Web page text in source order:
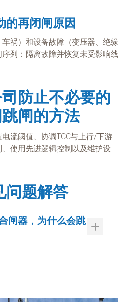
的再闭闸原因
祸）和设备故障（变压器、绝缘
列：隔离故障并恢复未受影响线
防止不必要的
闸的方法
流阈值、协调TCC与上行/下游
使用先进逻辑控制以及维护设
问题解答
闸器，为什么会跳